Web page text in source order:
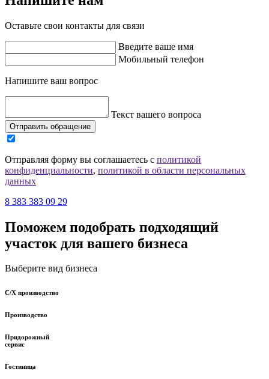
Оставьте свои контакты для связи
Введите ваше имя
Мобильный телефон
Напишите ваш вопрос
Текст вашего вопроса
Отправить обращение
Отправляя форму вы соглашаетесь с политикой
конфиденциальности, политикой в области персональных
данных
8 383 383 09 29
Поможем подобрать подходящий
участок для вашего бизнеса
Выберите вид бизнеса
С/Х производство
Производство
Придорожный
сервис
Гостиница